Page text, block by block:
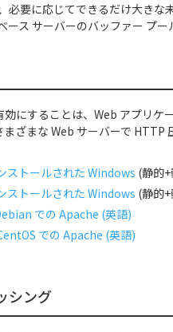
必要に応じてできるだけ大き
ース サーバーのバッファー プー
効にすることは、Web アプリケ
まざまな Web サーバーで
ストールされた Windows (静的
ストールされた Windows (静的
での Apache (英語)
での Apache (英語)
シング